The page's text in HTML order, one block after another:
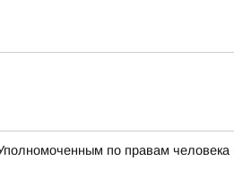
по правам человека